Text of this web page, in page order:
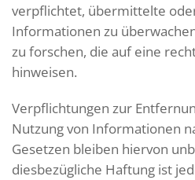
verpflichtet, übermittelte
Informationen zu
zu forschen, die auf eine
hinweisen.
Verpflichtungen zur
Nutzung von Informationen
Gesetzen bleiben hiervon
diesbezügliche Haftung ist